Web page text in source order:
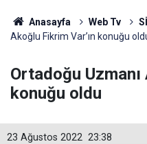
Anasayfa Web Tv
Akoğlu Fikrim Var’ın konuğu
Ortadoğu Uzmanı
konuğu oldu
23:38
23 Ağustos 2022